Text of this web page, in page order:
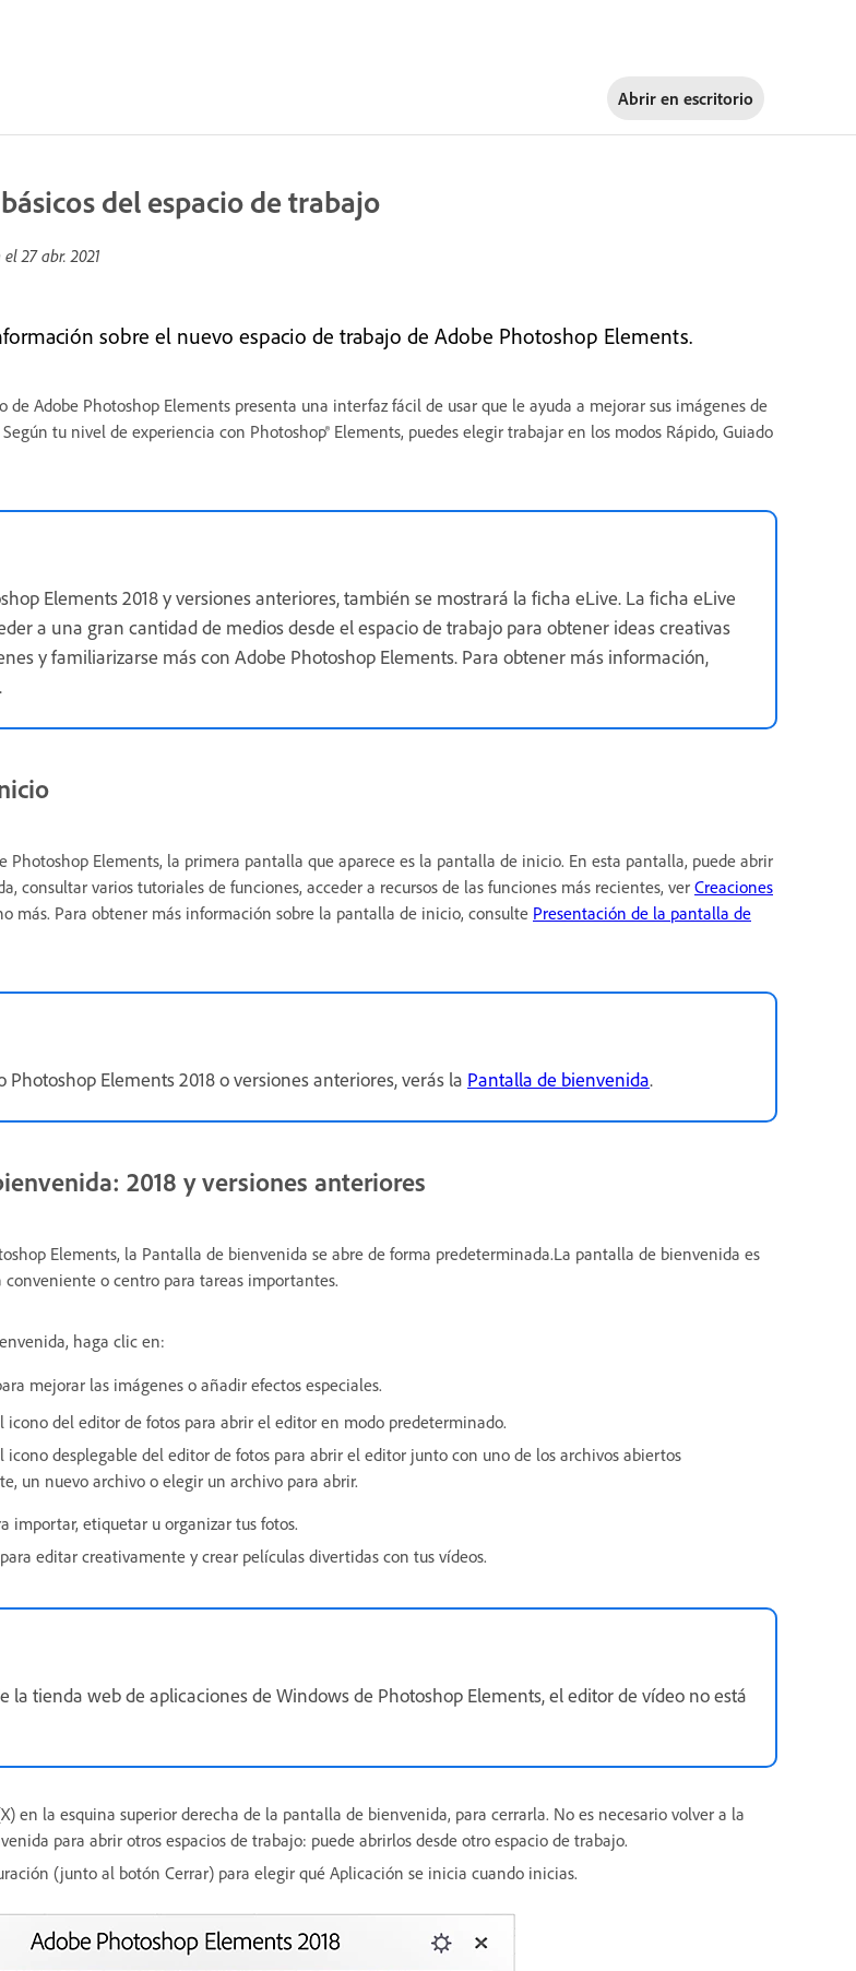
Abrir en escritorio
del espacio de trabajo
el27 abr. 2021
sobre el nuevo espacio de trabajo de Adobe Photoshop Elements.
de Adobe Photoshop Elements presenta una interfaz fácil de usar que le ayuda a mejorar sus imágenes de
tu nivel de experiencia con Photoshop® Elements, puedes elegir trabajar en los modos Rápido, Guiado
Elements 2018 y versiones anteriores, también se mostrará la ficha eLive. La ficha eLive
a una gran cantidad de medios desde el espacio de trabajo para obtener ideas creativas
y familiarizarse más con Adobe Photoshop Elements. Para obtener más información,
.
Photoshop Elements, la primera pantalla que aparece es la pantalla de inicio. En esta pantalla, puede abrir
consultar varios tutoriales de funciones, acceder a recursos de las funciones más recientes, ver Creaciones
más. Para obtener más información sobre la pantalla de inicio, consulte Presentación de la pantalla de
Photoshop Elements 2018 o versiones anteriores, verás la Pantalla de bienvenida.
2018 y versiones anteriores
Elements, la Pantalla de bienvenida se abre de forma predeterminada.La pantalla de bienvenida es
o centro para tareas importantes.
haga clic en:
mejorar las imágenes o añadir efectos especiales.
icono del editor de fotos para abrir el editor en modo predeterminado.
icono desplegable del editor de fotos para abrir el editor junto con uno de los archivos abiertos
un nuevo archivo o elegir un archivo para abrir.
importar, etiquetar u organizar tus fotos.
editar creativamente y crear películas divertidas con tus vídeos.
la tienda web de aplicaciones de Windows de Photoshop Elements, el editor de vídeo no está
en la esquina superior derecha de la pantalla de bienvenida, para cerrarla. No es necesario volver a la
para abrir otros espacios de trabajo: puede abrirlos desde otro espacio de trabajo.
(junto al botón Cerrar) para elegir qué Aplicación se inicia cuando inicias.